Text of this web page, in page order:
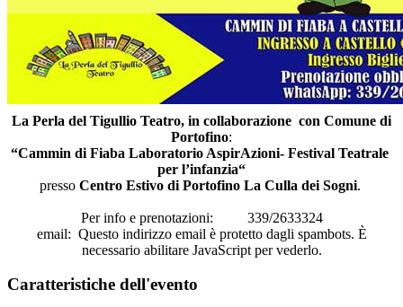
La Perla del Tigullio Teatro, in collaborazione con Comune di
Portofino:
“Cammin di Fiaba Laboratorio AspirAzioni- Festival Teatrale
per l’infanzia“
presso Centro Estivo di Portofino La Culla dei Sogni.
Per info e prenotazioni:
339/2633324
email: Questo indirizzo email è protetto dagli spambots. È
necessario abilitare JavaScript per vederlo.
Caratteristiche dell'evento